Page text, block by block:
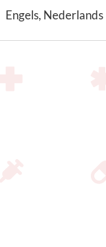
Engels, Nederlands